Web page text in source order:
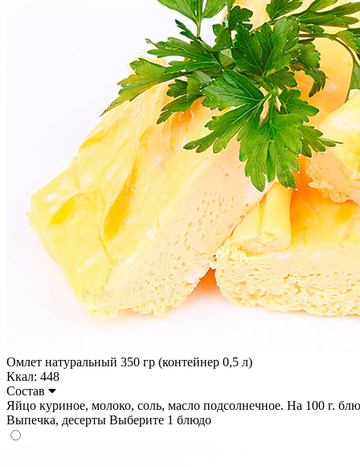
Омлет натуральный 350 гр (контейнер 0,5 л)
Ккал: 448
Состав
Яйцо куриное, молоко, соль, масло подсолнечное. На 100 г.
Выпечка, десерты Выберите 1 блюдо